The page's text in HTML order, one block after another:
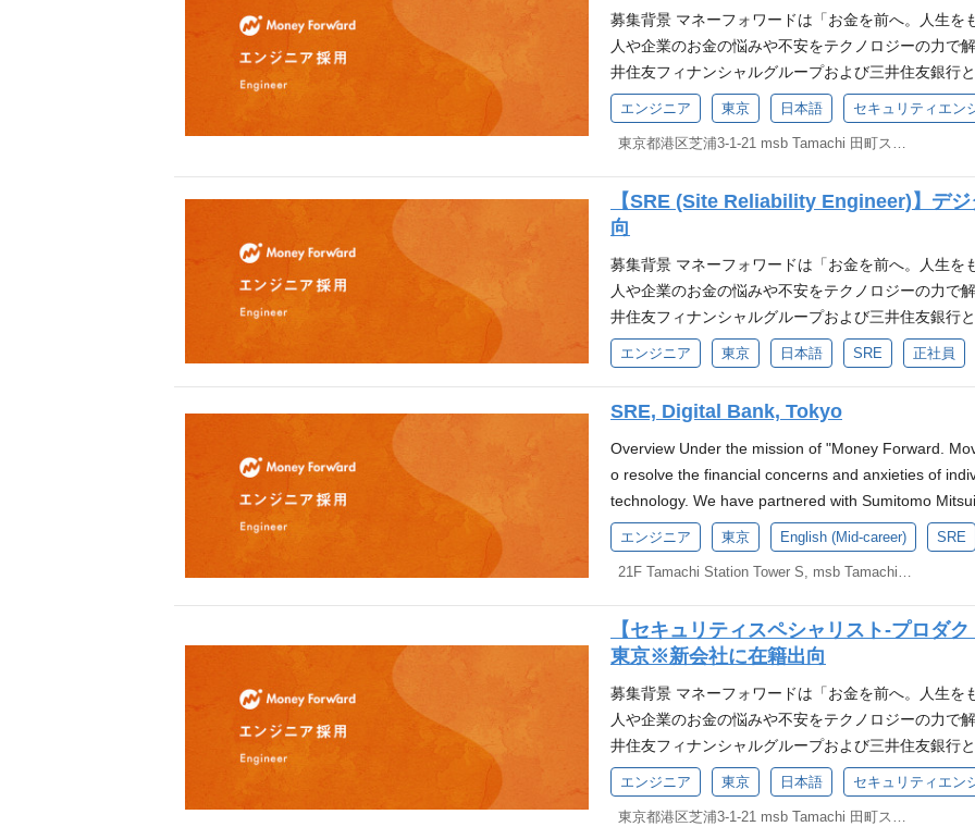
工学もしくはコンピューターサイエンスにおける、
ールを使用した開発経験 Money Forward AI Vision
「クラウドからAIへ」という大きな転換点を迎えて
ormation）」を推進し、AIエージェントが自律的に
を目指しています。将来的には全製品にAIエージェ
カンパニーへと進化するフェーズにあるため、AIを
を求めています。 求める語学力 ビジネス基礎レベ
外にも英語力がわかる資格や経験をお持ちの方は
CSEスコア1950以上）、TOEFL iBT 60以上、IELTS
いただきます。（原則、一次面接後を想定） こんな
のファンであり、その成長に情熱を込められる方 サ
て取り組める方 チームメンバーと積極的にコミュ
りに良い影響を与える方 創って終わりじゃなく、
創っていく環境を用意し、皆様をお待ちしています
能 開発環境向上のための制度：業務上必要な周辺機
ど）を、備品として購入可能。基本的には標準製品
以外でも条件を満たす場合は申請可。 マネーフォ
し自由の図書館制度があります。欲しい本は会社費
用会食費の負担。リファラル謝礼金制度。 カンフ
ンジニアブログ ■QAエンジニアに関するエンジニ
ポンサーとして支援します！ マネーフォワード
ワーキンググループをQAエンジニアで立ち上げてみ
UEを作りました！
だけるセキュリティスペシャリストを募集していま
客様に届ける価値を最大化する。」をミッションに
ティのあるべきを作ります。 サービスを落とさな
大切です。 しかし、それは我々が考える大切なこと
ィのプロフェッショナルとしてお客様にとって最適
指針 大きく３つのテーマを持って、セキュリティ
す。 Embedded security in business strategy セキュ
今のビジネスフェーズやコスト、将来期待される売
等、ビジネス的な戦略と一緒にセキュリティ施策を
urity and experience セキュリティは常に最高のも
るし、利便性を損なう可能性もあります。リスクを
必要があります。ただリスクを避けるだけでなく、
追求することも考えます。セキュリティ施策を実施
立するために、自動化、自律化を推し進めます。
ity マネーフォワードグループは更に大きな開発組
と考えています。その時、CISO室が全てのセキュ
ールしないと考えています。各開発部が自律的にセ
す。そのための仕組みの構築や支援をCISO室は実施
コーディング、インフラストラクチャーなどの知識
と連携して、マネーフォワードのセキュリティを維
AWS / GCP環境のセキュリティガードレールの整備
社開発者へのセキュリティに関する技術的な助言、
ュリティ関連のツール、スクリプトの開発 NIST
展開 K8s、Docker、CI/CDなどを含むDevSecOpsの
S、データ構造、暗号理論等を含む情報工学に対す
による開発経験またはセキュリティ・バイ・デザイ
ーション Fintech業界や金融庁規制対象企業におけ
×Fintechの取り組みとして、より使いやすく、より
けることで革新的なバックオフィス業務体験、新た
推進を支援してまいります。 さらには、中小企業
新会社のセキュリティ全体を統括するポジションで
などの知識と経験を活かし、開発者や情報システム
セキュリティ クラウド環境のセキュリティガード
ィング：自社開発者へのセキュリティに関する技術
集、検証 セキュリティ関連のツール、スクリプト
ワークの実装と展開 コーポレートセキュリティ マ
新技術理解、検証 Azure AD、Bastion等を含む社内
等のツールの運用管理 セキュリティガバナンス
ータ保護に関するIn-Houseコンサルティング、法人
SOCやISMSなどの第三者認証取得 求めるスキル・
論等を含む情報工学に対する基本的理解 いずれか
キュリティ・バイ・デザインの実践経験 In-houseセ
ジェクト推進を助け、重要なプロジェクトに関して
層を含む、複数のステークホルダーとの調整、交渉
スレベルの日本語力（N1相当以上) ビジネス基礎レ
EIC 以外にも英語力がわかる資格や経験をお持ちの
（英検CSEスコア1950以上）、TOEFL iBT 60以上
など ※ TOEIC700点相当以上の資格をお持ちでない
受験いただきます。（原則、一次面接後を想定） あ
SCP、GCIH等の資格 認証認可、OIDC、OAuthに
おけるセキュリティ関連業務の経験 Entra ID、
開発経験もしくはAIツールを使用した開発経験
マネーフォワードは「クラウドからAIへ」という大
ある「AX（AI Transformation）」を推進し、AIエー
募集背景 マネーフォワードは「お金を前へ。人生を
人や企業のお金の悩みや不安をテクノロジーの力で
井住友フィナンシャルグループおよび三井住友銀行
会社を立ち上げました。 今回、本取り組みにおける
担当】ポジションを募集しております。 *2025年4
ジションは株式会社マネーフォワードで雇用の上で
備株式会社)に在籍出向となります。評価制度や福
じます。 私たちについて 三井住友フィナンシャル
デジタル銀行を設立するためのスタートアップチー
立プロジェクトでは、SaaS×Fintechの取り組みとし
ムリーな金融サービスを届けることで革新的なバッ
し、中小企業のお客様のDX推進を支援してまいりま
務内容 セキュリティ、個人情報保護に関する統制
下の通りです。 NIST CSF、CIS Controls等のフレ
構築、運用 事業部門に対してセキュリティ、個人情
ョン等に関する基本的理解 下記のうち何れかの知識
統制に関する実務経験 NIST CSFおよびSP800、
7000シリーズの知識およびISMS取得の経験 SOCレ
以上） あると望ましいスキル・経験 金融業界での
規程、基準、手順等の整備に関する経験 プロセス改
語コミュニケーション AIの開発経験もしくはAIツー
on 2026にて発表の通り、マネーフォワードは「ク
います。現在はDXの先にある「AX（AI
業務を遂行する「デジタルワーカー」の提供を目指
活用した開発や価値創造に寄与いただける方を求め
エンジニア 東京 日本語 セキュリティエン
【SRE (Site Reliability Engineer)】デ
向
募集背景 マネーフォワードは「お金を前へ。人生を
人や企業のお金の悩みや不安をテクノロジーの力で
井住友フィナンシャルグループおよび三井住友銀行
会社を立ち上げました。 今回、本取り組みにおける
いたします。 *2025年4月16日発表のプレスリリー
ります。評価制度や福利厚生は株式会社マネーフォ
井住友フィナンシャルグループおよび三井住友銀行
めのスタートアップチームです。 今回立ち上げた
×Fintechの取り組みとして、より使いやすく、より
けることで革新的なバックオフィス業務体験、新た
推進を支援してまいります。 さらには、中小企業の
り、日本全体の経済を明るくすることができると考
ームのエンジニアとして、デジタルバンクに求めら
築・運用していただきます。 AWSマルチリージョ
築・運用 サービスの信頼性向上。SLI/SLOの策定と
gを用いた監視・アラート設定及び障害対応 AWS
般のセキュリティ運用・コンプライアンス対応 開発
フォーム（CI/CD、開発環境、テスト環境など）の
ト管理、およびPostmortem文化の醸成 金融業界特
れる経験 ゼロからの挑戦 新しいデジタルバンクの
エンジニア 東京 日本語 SRE 正社員
SRE, Digital Bank, Tokyo
Overview Under the mission of "Money Forward.
o resolve the financial concerns and anxieties of
technology. We have partnered with Sumitomo
Banking Corporation to establish a new company in
nk. We are currently seeking candidates for the
n the press release announced on April 16, 2025.
ey Forward, Inc., and a secondment to the new
ory Corporation). The evaluation system and
Forward, Inc. About Us We are a startup team
ion to establish a new digital bank. This initiative
e, and timely financial services, providing an
cial flows that contribute to the growth of the
a digital bank, you will be tasked with building and
eration of the system platform with high availability
エンジニア 東京 English (Mid-career) SRE
【セキュリティスペシャリスト-プロダ
東京※新会社に在籍出向
募集背景 マネーフォワードは「お金を前へ。人生を
人や企業のお金の悩みや不安をテクノロジーの力で
井住友フィナンシャルグループおよび三井住友銀行
ロジェクトを立ち上げました。 今回、本取り組みに
クトセキュリティ】ポジションを募集しております
づく ※本ポジションは株式会社マネーフォワードで
エンジニア 東京 日本語 セキュリティエン